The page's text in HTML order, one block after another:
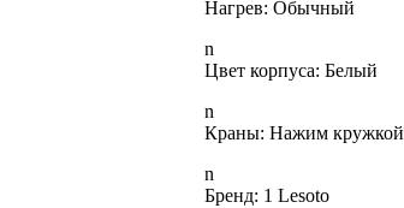
Нагрев: Обычный
n
Цвет корпуса: Белый
n
Краны: Нажим кружкой
n
Бренд: 1 Lesoto